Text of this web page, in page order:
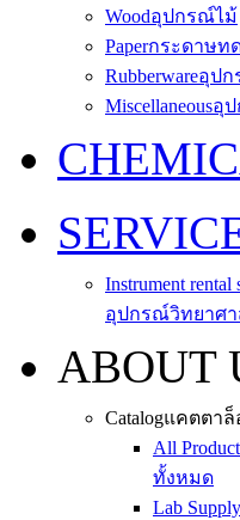
Woodอุปกรณ์ไม้
Paperกระดาษท
Rubberwareอุปก
Miscellaneousอุ
Instrument rental
อุปกรณ์วิทยาศา
ABOUT
Catalogแคตตาล็
All Product
ทั้งหมด
Lab Supply